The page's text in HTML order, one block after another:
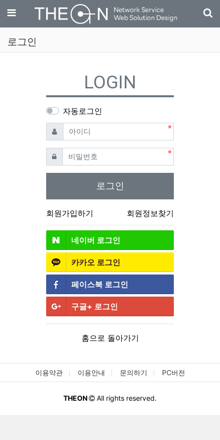
메뉴
로그인
LOGIN
자동로그인
아이디 필수
비밀번호필수
로그인
회원가입하기 회원정보찾기
네이버 로그인
카카오 로그인
페이스북 로그인
구글+ 로그인
홈으로 돌아가기
이용약관 이용안내 문의하기 PC버전
THEON All rights reserved.